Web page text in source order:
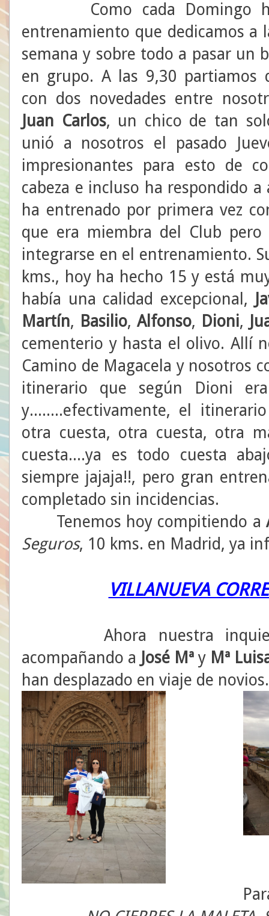
Como cada Domingo
entrenamiento que dedicamos a
semana y sobre todo a pasar un
en grupo. A las 9,30 partiamos
con dos novedades entre
Juan Carlos, un chico de tan
unió a nosotros el pasado
impresionantes para esto de
cabeza e incluso ha respondido
ha entrenado por primera vez
que era miembra del Club
integrarse en el entrenamiento.
kms., hoy ha hecho 15 y está
había una calidad excepcional,
Martín, Basilio, Alfonso, Dioni,
cementerio y hasta el olivo. Allí
Camino de Magacela y nosotros
itinerario que según Dioni
y........efectivamente, el
otra cuesta, otra cuesta, otra
cuesta....ya es todo cuesta
siempre jajaja!!, pero gran
completado sin incidencias.
Tenemos hoy compitiendo a
Seguros, 10 kms. en Madrid, ya
VILLANUEVA
Ahora nuestra inquieta
acompañando a José Mªy Mª
han desplazado en viaje de